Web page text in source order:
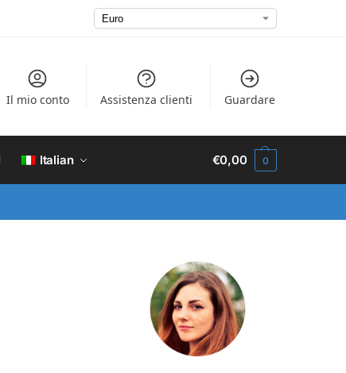
Il mio conto Assistenza clienti Guardare
Italian €0,00 0